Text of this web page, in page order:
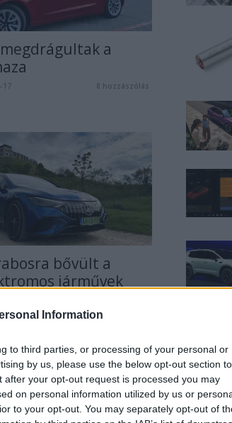
Information
to third parties, or processing of your personal or
by us, please use the below opt-out section to
your opt-out request is processed you may
on personal information utilized by us or
to your opt-out. You may separately opt-out of
a
17 8 hozzászólás
bővült a
járművek
08 0 hozzászólás